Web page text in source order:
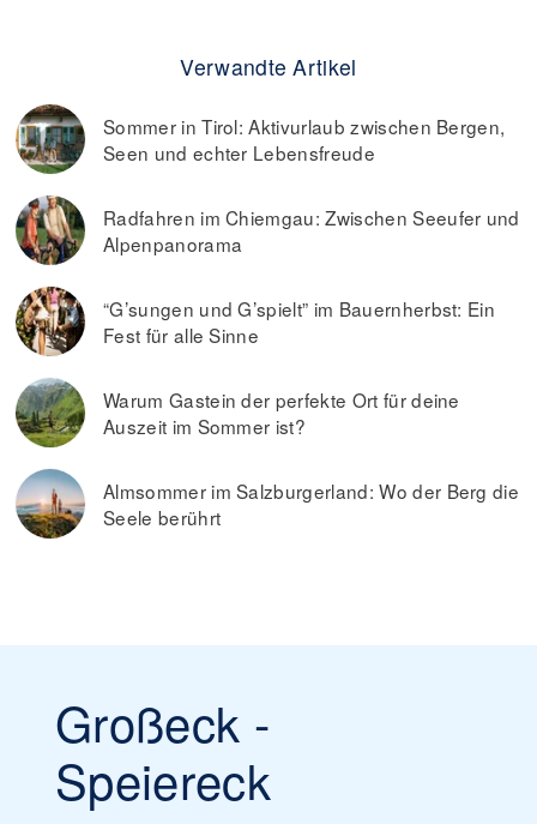
Verwandte Artikel
Sommer in Tirol: Aktivurlaub zwischen Bergen,
Seen und echter Lebensfreude
Radfahren im Chiemgau: Zwischen Seeufer und
Alpenpanorama
“G’sungen und G’spielt” im Bauernherbst: Ein
Fest für alle Sinne
Warum Gastein der perfekte Ort für deine
Auszeit im Sommer ist?
Almsommer im Salzburgerland: Wo der Berg die
Seele berührt
Großeck -
Speiereck